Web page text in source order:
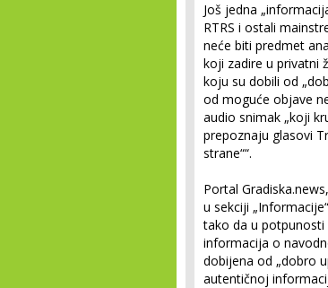
Još jedna
RTRS i ostali
neće biti predmet
koji zadire u privatni
koju su dobili od
od moguće objave
audio snimak „koji
prepoznaju glasovi
strane““.
Portal
u sekciji
tako da u
informacija o
dobijena od „dobro
autentičnoj